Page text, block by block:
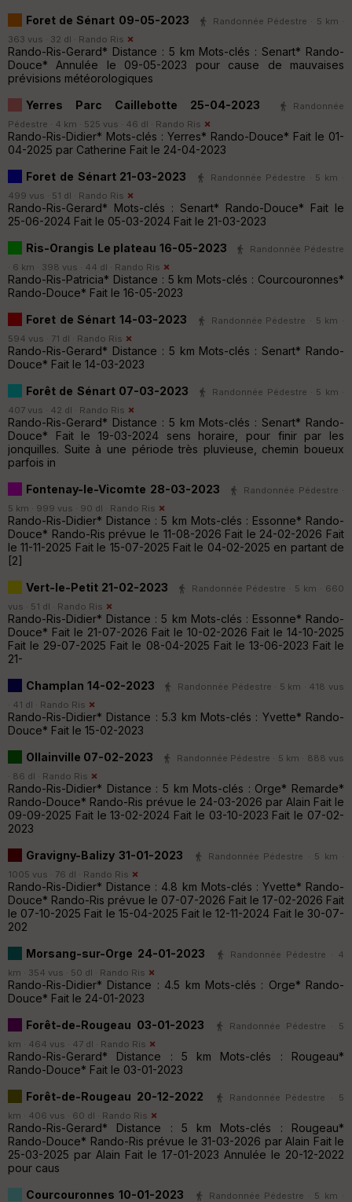
Foret de Sénart 09-05-2023
Randonnée Pédestre · 5 km ·
363 vus · 32 dl · Rando Ris
Rando-Ris-Gerard* Distance : 5 km Mots-clés : Senart* Rando-
Douce* Annulée le 09-05-2023 pour cause de mauvaises
prévisions météorologiques
Yerres Parc Caillebotte 25-04-2023
Randonnée
Pédestre · 4 km · 525 vus · 46 dl · Rando Ris
Rando-Ris-Didier* Mots-clés : Yerres* Rando-Douce* Fait le 01-
04-2025 par Catherine Fait le 24-04-2023
Foret de Sénart 21-03-2023
Randonnée Pédestre · 5 km ·
499 vus · 51 dl · Rando Ris
Rando-Ris-Gerard* Mots-clés : Senart* Rando-Douce* Fait le
25-06-2024 Fait le 05-03-2024 Fait le 21-03-2023
Ris-Orangis Le plateau 16-05-2023
Randonnée Pédestre
· 6 km · 398 vus · 44 dl · Rando Ris
Rando-Ris-Patricia* Distance : 5 km Mots-clés : Courcouronnes*
Rando-Douce* Fait le 16-05-2023
Foret de Sénart 14-03-2023
Randonnée Pédestre · 5 km ·
594 vus · 71 dl · Rando Ris
Rando-Ris-Gerard* Distance : 5 km Mots-clés : Senart* Rando-
Douce* Fait le 14-03-2023
Forêt de Sénart 07-03-2023
Randonnée Pédestre · 5 km ·
407 vus · 42 dl · Rando Ris
Rando-Ris-Gerard* Distance : 5 km Mots-clés : Senart* Rando-
Douce* Fait le 19-03-2024 sens horaire, pour finir par les
jonquilles. Suite à une période très pluvieuse, chemin boueux
parfois in
Fontenay-le-Vicomte 28-03-2023
Randonnée Pédestre ·
5 km · 999 vus · 90 dl · Rando Ris
Rando-Ris-Didier* Distance : 5 km Mots-clés : Essonne* Rando-
Douce* Rando-Ris prévue le 11-08-2026 Fait le 24-02-2026 Fait
le 11-11-2025 Fait le 15-07-2025 Fait le 04-02-2025 en partant de
[2]
Vert-le-Petit 21-02-2023
Randonnée Pédestre · 5 km · 660
vus · 51 dl · Rando Ris
Rando-Ris-Didier* Distance : 5 km Mots-clés : Essonne* Rando-
Douce* Fait le 21-07-2026 Fait le 10-02-2026 Fait le 14-10-2025
Fait le 29-07-2025 Fait le 08-04-2025 Fait le 13-06-2023 Fait le
21-
Champlan 14-02-2023
Randonnée Pédestre · 5 km · 418 vus
· 41 dl · Rando Ris
Rando-Ris-Didier* Distance : 5.3 km Mots-clés : Yvette* Rando-
Douce* Fait le 15-02-2023
Ollainville 07-02-2023
Randonnée Pédestre · 5 km · 888 vus
· 86 dl · Rando Ris
Rando-Ris-Didier* Distance : 5 km Mots-clés : Orge* Remarde*
Rando-Douce* Rando-Ris prévue le 24-03-2026 par Alain Fait le
09-09-2025 Fait le 13-02-2024 Fait le 03-10-2023 Fait le 07-02-
2023
Gravigny-Balizy 31-01-2023
Randonnée Pédestre · 5 km ·
1005 vus · 76 dl · Rando Ris
Rando-Ris-Didier* Distance : 4.8 km Mots-clés : Yvette* Rando-
Douce* Rando-Ris prévue le 07-07-2026 Fait le 17-02-2026 Fait
le 07-10-2025 Fait le 15-04-2025 Fait le 12-11-2024 Fait le 30-07-
202
Morsang-sur-Orge 24-01-2023
Randonnée Pédestre · 4
km · 354 vus · 50 dl · Rando Ris
Rando-Ris-Didier* Distance : 4.5 km Mots-clés : Orge* Rando-
Douce* Fait le 24-01-2023
Forêt-de-Rougeau 03-01-2023
Randonnée Pédestre · 5
km · 464 vus · 47 dl · Rando Ris
Rando-Ris-Gerard* Distance : 5 km Mots-clés : Rougeau*
Rando-Douce* Fait le 03-01-2023
Forêt-de-Rougeau 20-12-2022
Randonnée Pédestre · 5
km · 406 vus · 60 dl · Rando Ris
Rando-Ris-Gerard* Distance : 5 km Mots-clés : Rougeau*
Rando-Douce* Rando-Ris prévue le 31-03-2026 par Alain Fait le
25-03-2025 par Alain Fait le 17-01-2023 Annulée le 20-12-2022
pour caus
Courcouronnes 10-01-2023
Randonnée Pédestre · 5 km ·